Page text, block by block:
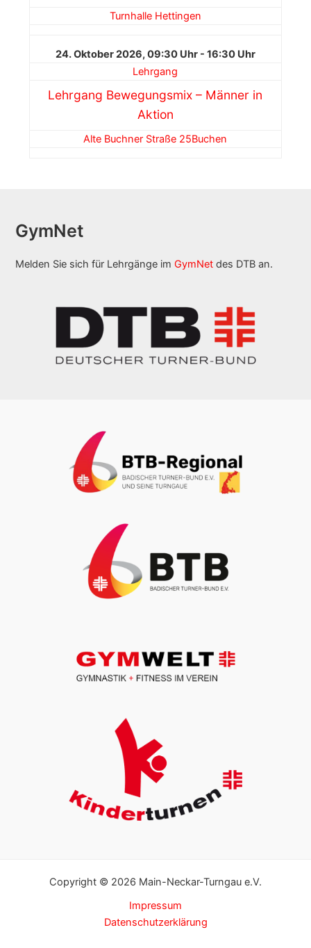
Turnhalle Hettingen
24. Oktober 2026, 09:30 Uhr - 16:30 Uhr
Lehrgang
Lehrgang Bewegungsmix – Männer in
Aktion
Alte Buchner Straße 25Buchen
GymNet
Melden Sie sich für Lehrgänge im GymNetdes DTB an.
Copyright © 2026 Main-Neckar-Turngau e.V.
Impressum
Datenschutzerklärung